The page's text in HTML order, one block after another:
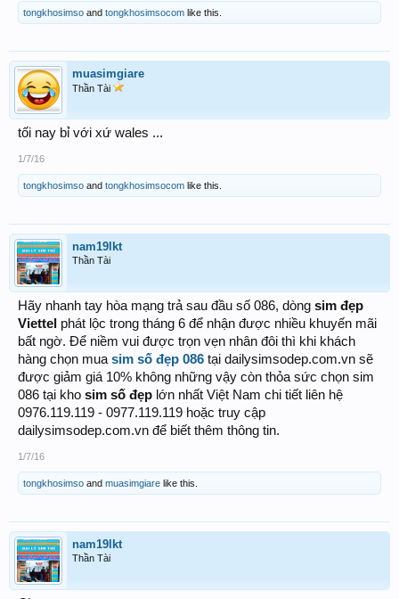
tongkhosimso and tongkhosimsocom like this.
muasimgiare
Thần Tài
tối nay bỉ với xứ wales ...
1/7/16
tongkhosimso and tongkhosimsocom like this.
nam19lkt
Thần Tài
Hãy nhanh tay hòa mạng trả sau đầu số 086, dòng sim đẹp
Viettel phát lộc trong tháng 6 để nhận được nhiều khuyến mãi
bất ngờ. Để niềm vui được trọn vẹn nhân đôi thì khi khách
hàng chọn mua sim số đẹp 086 tại dailysimsodep.com.vn sẽ
được giảm giá 10% không những vậy còn thỏa sức chọn sim
086 tại kho sim số đẹp lớn nhất Việt Nam chi tiết liên hệ
0976.119.119 - 0977.119.119 hoặc truy cập
dailysimsodep.com.vn để biết thêm thông tin.
1/7/16
tongkhosimso and muasimgiare like this.
nam19lkt
Thần Tài